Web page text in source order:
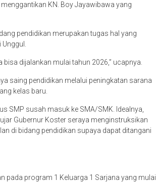
KN. Boy Jayawibawa yang
pendidikan merupakan tugas hal yang
dijalankan mulai tahun 2026,” ucapnya.
saing pendidikan melalui peningkatan sarana
kelas baru.
SMP susah masuk ke SMA/SMK. Idealnya,
Gubernur Koster seraya menginstruksikan
di bidang pendidikan supaya dapat ditangani
pada program 1 Keluarga 1 Sarjana yang mulai